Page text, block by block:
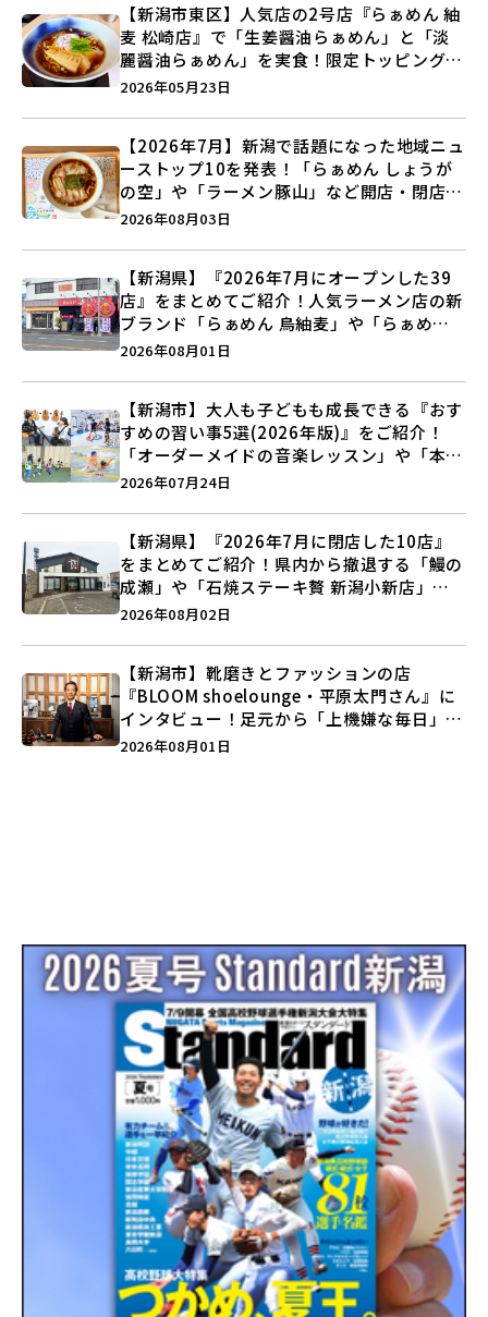
【新潟市東区】人気店の2号店『らぁめん 紬
麦 松崎店』で「生姜醤油らぁめん」と「淡
麗醤油らぁめん」を実食！限定トッピング
の“海老七味唐辛子と厚切り炙り豚バラチャ
2026年05月23日
【2026年7月】新潟で話題になった地域ニュ
ーストップ10を発表！「らぁめん しょうが
の空」や「ラーメン豚山」など開店・閉店の
注目記事をランキングでご紹介♪
2026年08月03日
【新潟県】『2026年7月にオープンした39
店』をまとめてご紹介！人気ラーメン店の新
ブランド「らぁめん 鳥紬麦」や「らぁめん
しょうがの空」など盛りだくさん♪
2026年08月01日
【新潟市】大人も子どもも成長できる『おす
すめの習い事5選(2026年版)』をご紹介！
「オーダーメイドの音楽レッスン」や「本格
キックボクシング」で新しい自分を見つけよ
2026年07月24日
【新潟県】『2026年7月に閉店した10店』
をまとめてご紹介！県内から撤退する「鰻の
成瀬」や「石焼ステーキ贅 新潟小新店」が
営業に幕…。
2026年08月02日
【新潟市】靴磨きとファッションの店
『BLOOM shoelounge・平原太門さん』に
インタビュー！足元から「上機嫌な毎日」を
つくる装いの提案とは？
2026年08月01日